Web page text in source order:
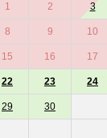
1 2 3
8 9 10
15 16 17
22 23 24
29 30